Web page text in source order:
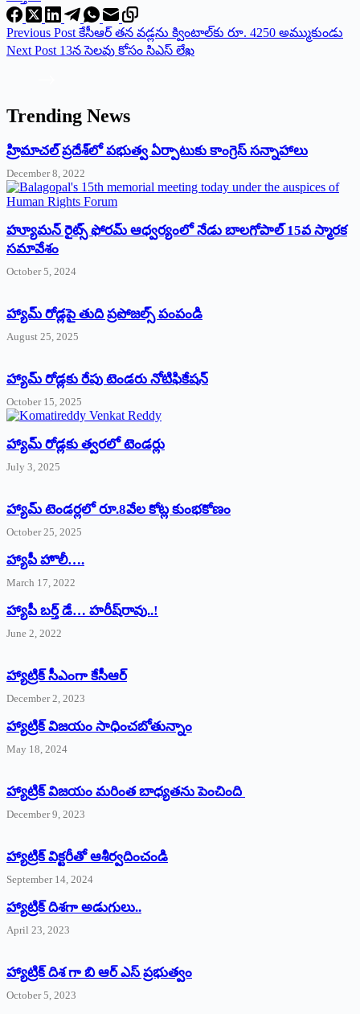
Previous Post కేసీఆర్‌ ‌తన వడ్లను క్వింటాల్‌కు రూ. 4250 అమ్ముకుండు
Next Post 13‌న సెలవు కోసం సిఎస్‌ ‌లేఖ
Trending News
‌హ్రిమాచల్‌ ‌ప్రదేశ్‌లో పభుత్వ ఏర్పాటుకు కాంగ్రెస్‌ ‌సన్నాహాలు
December 8, 2022
హ్యూమన్‌ రైట్స్‌ ఫోరమ్‌ ఆధ్వర్యంలో నేడు బాలగోపాల్‌ 15వ స్మారక
సమావేశం
October 5, 2024
హ్యామ్‌ రోడ్లపై తుది ప్రపోజల్స్‌ పంపండి
August 25, 2025
హ్యామ్‌ రోడ్లకు రేపు టెండరు నోటిఫికేషన్‌
October 15, 2025
హ్యామ్‌ రోడ్లకు త్వరలో టెండర్లు
July 3, 2025
హ్యామ్‌ ‌టెండర్లలో రూ.8వేల కోట్ల కుంభకోణం
October 25, 2025
హ్యాపీ హొలీ….
March 17, 2022
హ్యాపీ బర్త్ ‌డే… హరీష్‌రావు..!
June 2, 2022
హ్యాట్రిక్‌ ‌సీఎంగా కేసీఆర్‌
December 2, 2023
హ్యాట్రిక్‌ విజయం సాధించబోతున్నాం
May 18, 2024
హ్యాట్రిక్ విజయం మరింత బాధ్యతను పెంచింది
December 9, 2023
హ్యాట్రిక్‌ ‌విక్టరీతో ఆశీర్వదించండి
September 14, 2024
‌హ్యాట్రిక్‌ ‌దిశగా అడుగులు..
April 23, 2023
హ్యాట్రిక్ దిశ గా బి ఆర్ ఎస్ ప్రభుత్వం
October 5, 2023